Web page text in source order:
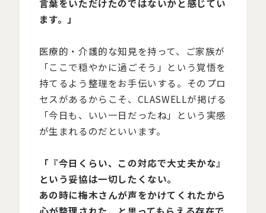
言葉をいただけたのではないかと感じてい
ます。」
医療的・介護的な知見を持って、ご家族が
「ここで穏やかに過ごそう」という覚悟を
持てるよう整理をお手伝いする。そのプロ
セスがあるからこそ、CLASWELLが掲げる
「今日も、いい一日だったね」という実感
が生まれるのだといいます。
「『今日くらい、この対応で大丈夫かな』
という妥協は一切したくない。
あの時に梅木さんが声をかけてくれたから